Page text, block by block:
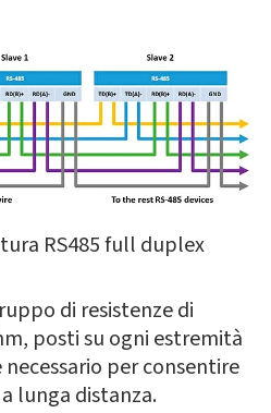
RS485 full duplex
di resistenze di
posti su ogni estremità
per consentire
lunga distanza.